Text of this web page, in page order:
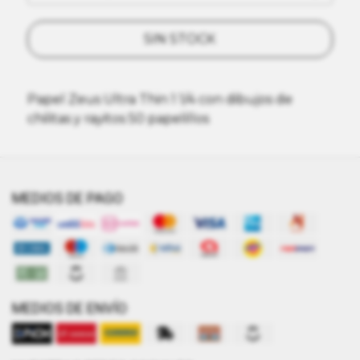
SIN STOCK
Papel Zeus Ultra Thin 1 1/4 con dibujos de
chilitas y rayitos 50 papelillos
MEDIOS DE PAGO
MEDIOS DE ENVÍO